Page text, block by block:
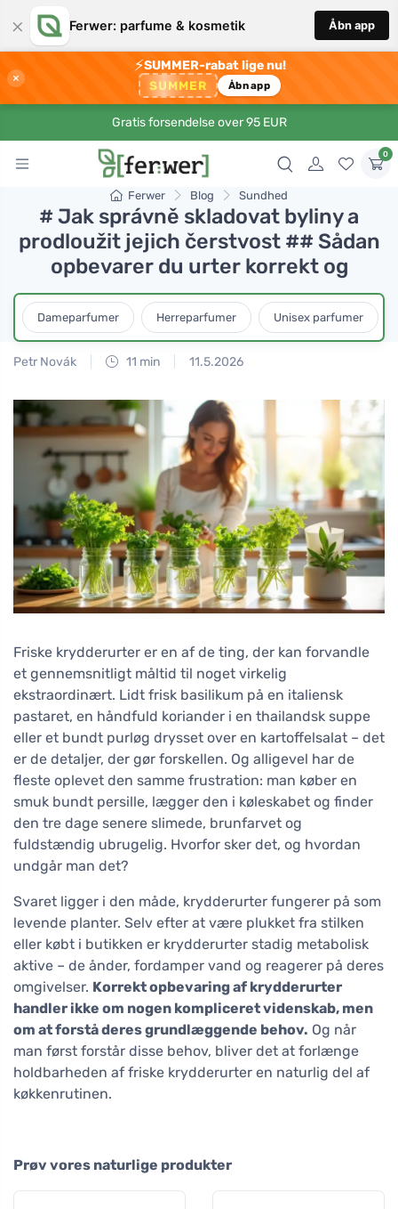
× Ferwer: parfume & kosmetik Åbn app
×
⚡SUMMER-rabat lige nu!
SUMMER Åbn app
Gratis forsendelse over 95 EUR
0
Ferwer Blog Sundhed
# Jak správně skladovat byliny a
prodloužit jejich čerstvost ## Sådan
opbevarer du urter korrekt og
Dameparfumer Herreparfumer Unisex parfumer
Petr Novák 11 min 11.5.2026
Friske krydderurter er en af de ting, der kan forvandle
et gennemsnitligt måltid til noget virkelig
ekstraordinært. Lidt frisk basilikum på en italiensk
pastaret, en håndfuld koriander i en thailandsk suppe
eller et bundt purløg drysset over en kartoffelsalat – det
er de detaljer, der gør forskellen. Og alligevel har de
fleste oplevet den samme frustration: man køber en
smuk bundt persille, lægger den i køleskabet og finder
den tre dage senere slimede, brunfarvet og
fuldstændig ubrugelig. Hvorfor sker det, og hvordan
undgår man det?
Svaret ligger i den måde, krydderurter fungerer på som
levende planter. Selv efter at være plukket fra stilken
eller købt i butikken er krydderurter stadig metabolisk
aktive – de ånder, fordamper vand og reagerer på deres
omgivelser. Korrekt opbevaring af krydderurter
handler ikke om nogen kompliceret videnskab, men
om at forstå deres grundlæggende behov. Og når
man først forstår disse behov, bliver det at forlænge
holdbarheden af friske krydderurter en naturlig del af
køkkenrutinen.
Prøv vores naturlige produkter